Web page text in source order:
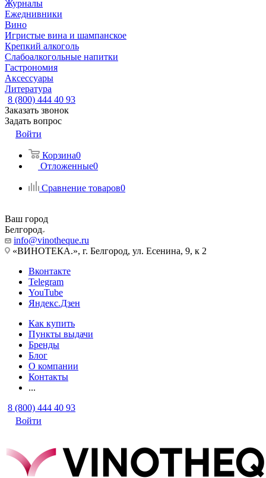
Журналы
Ежеднивники
Вино
Игристые вина и шампанское
Крепкий алкоголь
Слабоалкогольные напитки
Гастрономия
Аксессуары
Литература
8 (800) 444 40 93
Заказать звонок
Задать вопрос
Войти
Корзина0
Отложенные0
Сравнение товаров0
Ваш город
Белгород
info@vinotheque.ru
«ВИНОТЕКА.», г. Белгород, ул. Есенина, 9, к 2
Вконтакте
Telegram
YouTube
Яндекс.Дзен
Как купить
Пункты выдачи
Бренды
Блог
О компании
Контакты
...
8 (800) 444 40 93
Войти